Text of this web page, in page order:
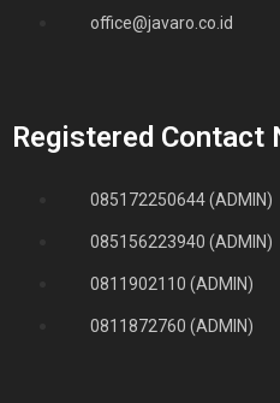
office@javaro.co.id
Registered Contact
085172250644 (ADMIN)
085156223940 (ADMIN)
0811902110 (ADMIN)
0811872760 (ADMIN)